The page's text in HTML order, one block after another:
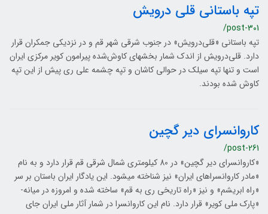
تپه باستانی قلی درویش
/post-301
تپه باستانی «قلی‌درویش» در جنوب شرقی شهر قم و در نزدیکی جمکران قرار
دارد. قلی‌درویش از اندک شمار بخش­های کاوش‌شده پیرامون کویر مرکزی ایران
است و تنها تپه سیلک در حوالی کاشان و تپه چشمه علی ری پیش از این تپه
کاوش شده بودند.
کاروانسرای دیر گچین
/post-261
«کاروانسرای دیر گچین» در 80 کیلومتری شمال شرقی قم قرار دارد و به نام
«مادر کاروانسراهای ایران» نیز شناخته می­شود. این یادگار ایران باستان بر سر
«راه ابریشم» و نیز «راه تاریخی ری به قم» ساخته شده و امروزه در میانه­
«پارک ملی کویر» قرار دارد. نام این کاروانسرا در شمار آثار ملی ایران جای